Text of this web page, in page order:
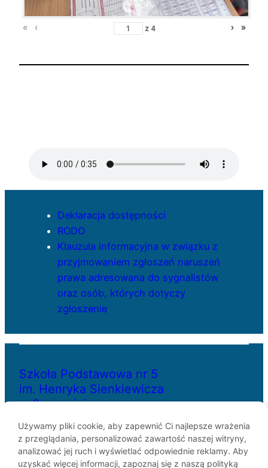
« ‹ z 4 › »
Deklaracja dostępności
RODO
Klauzula informacyjna w związku z
przyjmowaniem zgłoszeń naruszeń
prawa adresowana do sygnalistów
oraz osób, których dotyczy
zgłoszenie
Szkoła Podstawowa nr 5
im. Henryka Sienkiewicza
w Szczecinie
ul. Bł. Królowej Jadwigi 29
70-262 Szczecin
Używamy pliki cookie, aby zapewnić Ci najlepsze wrażenia
z przeglądania, personalizować zawartość naszej witryny,
analizować jej ruch i wyświetlać odpowiednie reklamy. Aby
uzyskać więcej informacji, zapoznaj się z naszą polityką